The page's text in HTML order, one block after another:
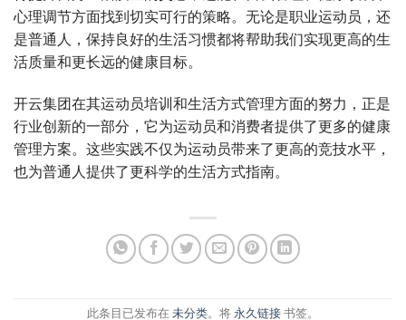
心理调节方面找到切实可行的策略。无论是职业运动员，还
是普通人，保持良好的生活习惯都将帮助我们实现更高的生
活质量和更长远的健康目标。
开云集团在其运动员培训和生活方式管理方面的努力，正是
行业创新的一部分，它为运动员和消费者提供了更多的健康
管理方案。这些实践不仅为运动员带来了更高的竞技水平，
也为普通人提供了更科学的生活方式指南。
此条目已发布在 未分类。将 永久链接 书签。